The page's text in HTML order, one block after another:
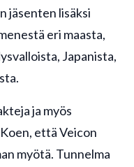
jäsenten lisäksi
eri maasta,
Japanista,
ja myös
että Veicon
myötä. Tunnelma